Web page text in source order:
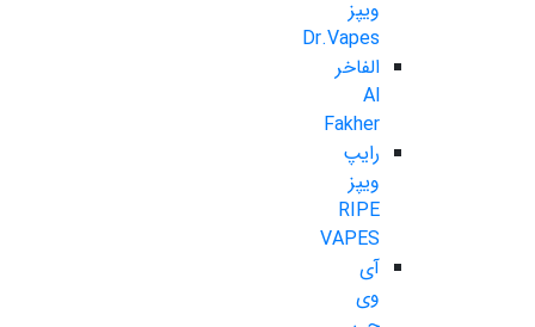
ویپز
Dr.Vapes
الفاخر
Al
Fakher
رایپ
ویپز
RIPE
VAPES
آی
وی